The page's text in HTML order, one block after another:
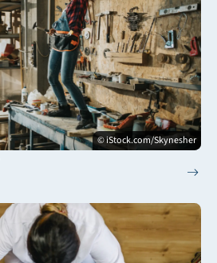
© iStock.com/Skynesher